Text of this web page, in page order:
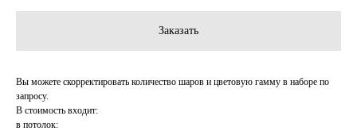
Заказать
Вы можете скорректировать количество шаров и цветовую гамму в наборе по
запросу.
В стоимость входит:
в потолок: